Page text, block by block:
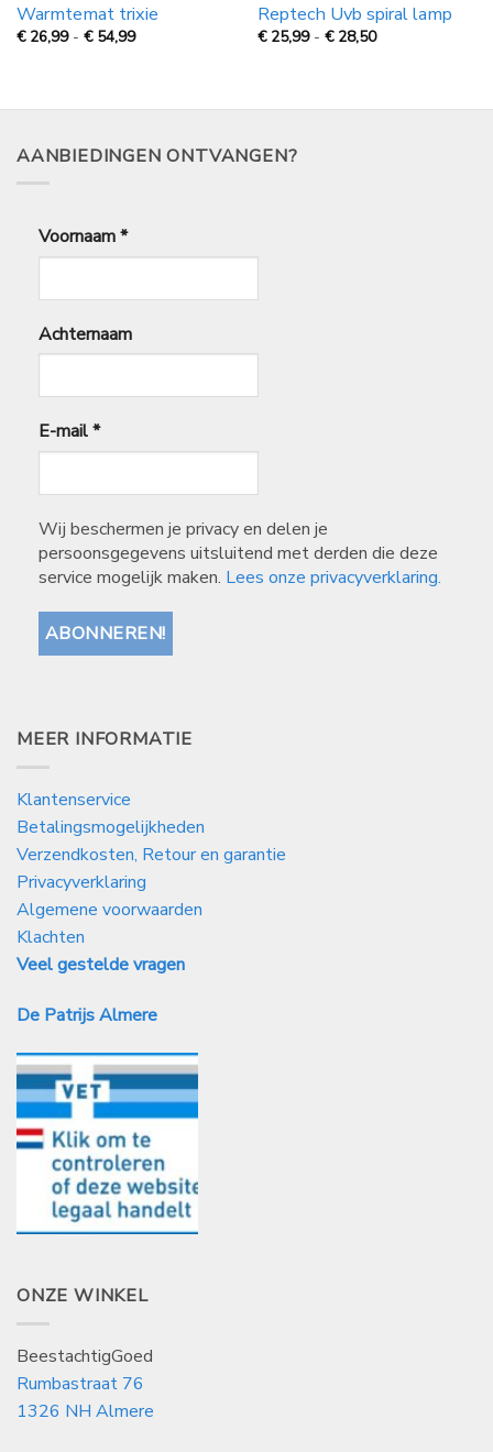
Warmtemat trixie
€ 26,99 - € 54,99Prijsklasse:
54,99
Reptech Uvb spiral lamp
€ 25,99 - € 28,50Prijsklasse:
28,50
AANBIEDINGEN ONTVANGEN?
Voornaam*
Achternaam
E-mail*
Wij beschermen je privacy en delen je
persoonsgegevens uitsluitend met derden die deze
service mogelijk maken. Lees onze privacyverklaring.
MEER INFORMATIE
Klantenservice
Betalingsmogelijkheden
Verzendkosten, Retour en garantie
Privacyverklaring
Algemene voorwaarden
Klachten
Veel gestelde vragen
De Patrijs Almere
ONZE WINKEL
BeestachtigGoed
Rumbastraat 76
1326 NH Almere